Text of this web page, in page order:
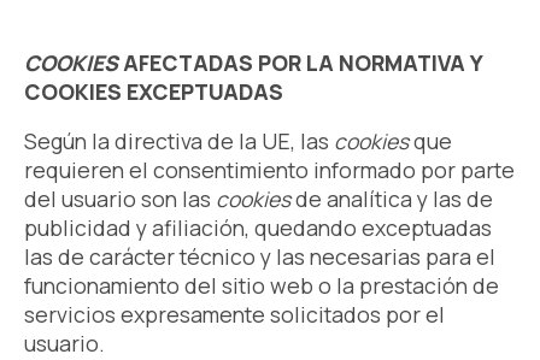
COOKIESAFECTADAS POR LA NORMATIVA Y
COOKIES EXCEPTUADAS
Según la directiva de la UE, las cookiesque
requieren el consentimiento informado por parte
del usuario son las cookiesde analítica y las de
publicidad y afiliación, quedando exceptuadas
las de carácter técnico y las necesarias para el
funcionamiento del sitio web o la prestación de
servicios expresamente solicitados por el
usuario.